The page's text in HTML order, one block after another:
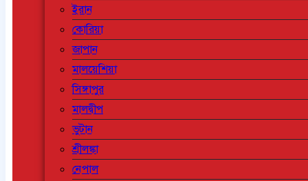
ইরান
কোরিয়া
জাপান
মালয়েশিয়া
সিঙ্গাপুর
মালদ্বীপ
ভুটান
শ্রীলঙ্কা
নেপাল